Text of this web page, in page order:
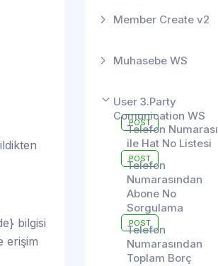
bilgisi
erişim
Member Create v2
Muhasebe WS
User 3.Party
Comunication WS
POST
Telefon Numarası
ile Hat No Listesi
POST
Telefon
Numarasından
Abone No
Sorgulama
POST
Telefon
Numarasından
Toplam Borç